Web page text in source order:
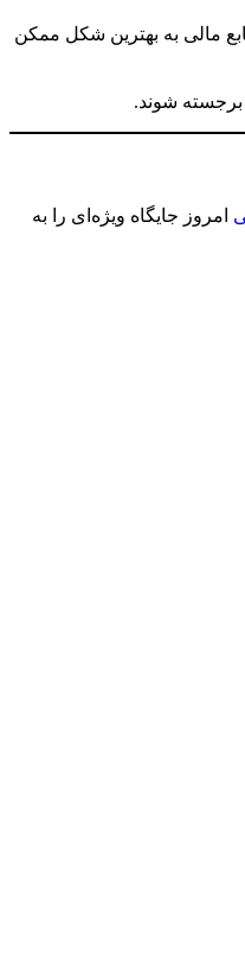
مالی به بهترین شکل ممکن
برجسته شوند.
امروز جایگاه ویژه‌ای را به